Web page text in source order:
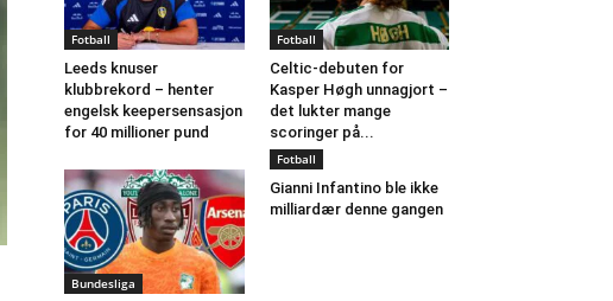
Fotball
Leeds knuser
klubbrekord – henter
engelsk keepersensasjon
for 40 millioner pund
Fotball
Celtic-debuten for
Kasper Høgh unnagjort –
det lukter mange
scoringer på...
Bundesliga
Fotball
Gianni Infantino ble ikke
milliardær denne gangen